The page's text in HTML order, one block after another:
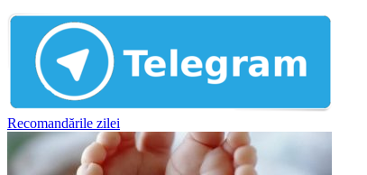
Recomandările zilei